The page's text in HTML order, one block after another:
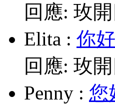
回應: 玫
Elita : 你
回應: 玫
Penny : 您